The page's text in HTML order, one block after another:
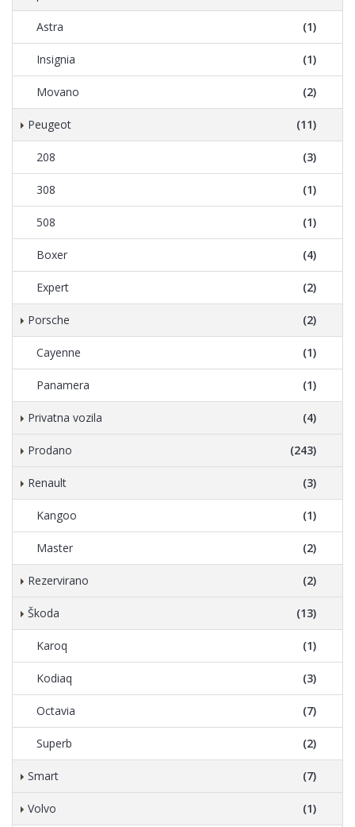
Astra (1)
Insignia (1)
Movano (2)
Peugeot (11)
208 (3)
308 (1)
508 (1)
Boxer (4)
Expert (2)
Porsche (2)
Cayenne (1)
Panamera (1)
Privatna vozila (4)
Prodano (243)
Renault (3)
Kangoo (1)
Master (2)
Rezervirano (2)
Škoda (13)
Karoq (1)
Kodiaq (3)
Octavia (7)
Superb (2)
Smart (7)
Volvo (1)